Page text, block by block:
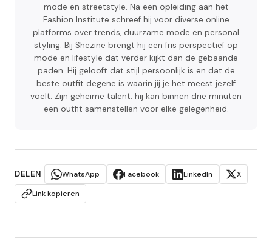
mode en streetstyle. Na een opleiding aan het
Fashion Institute schreef hij voor diverse online
platforms over trends, duurzame mode en personal
styling. Bij Shezine brengt hij een fris perspectief op
mode en lifestyle dat verder kijkt dan de gebaande
paden. Hij gelooft dat stijl persoonlijk is en dat de
beste outfit degene is waarin jij je het meest jezelf
voelt. Zijn geheime talent: hij kan binnen drie minuten
een outfit samenstellen voor elke gelegenheid.
DELEN WhatsApp Facebook LinkedIn
X
Link kopieren